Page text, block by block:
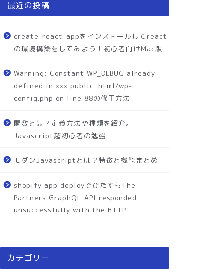
最近の投稿
create-react-appをインストールしてreact
の環境構築をしてみよう！初心者向けMac版
Warning: Constant WP_DEBUG already
defined in xxx public_html/wp-
config.php on line 88の修正方法
関数とは？定義方法や種類を紹介。
Javascript超初心者の勉強
モダンJavascriptとは？特徴と機能まとめ
shopify app deployでひたすらThe
Partners GraphQL API responded
unsuccessfully with the HTTP
カテゴリー